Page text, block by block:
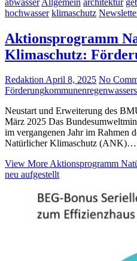
hochwasser klimaschutz
Aktionsprogramm
Klimaschutz:
RedaktionApril 8, 2025 No
Förderungkommunenregenwasser
Neustart und Erweiterung des
März 2025 Das
im vergangenen Jahr im Rahmen
Natürlicher Klimaschutz (ANK)…
View MoreAktionsprogramm
neu aufgestellt